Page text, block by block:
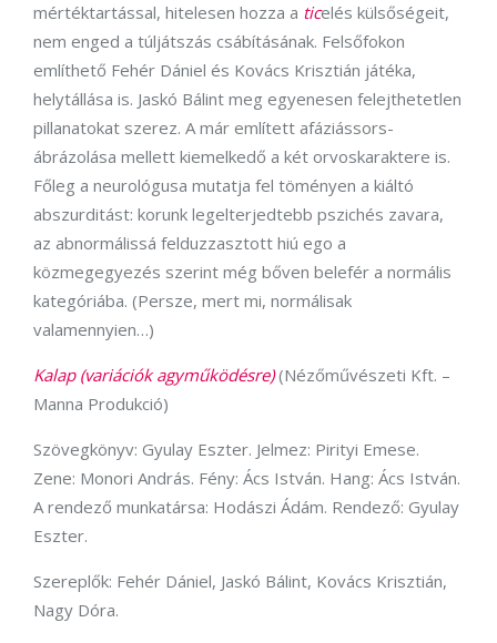
mértéktartással, hitelesen hozza a ticelés külsőségeit,
nem enged a túljátszás csábításának. Felsőfokon
említhető Fehér Dániel és Kovács Krisztián játéka,
helytállása is. Jaskó Bálint meg egyenesen felejthetetlen
pillanatokat szerez. A már említett afáziássors-
ábrázolása mellett kiemelkedő a két orvoskaraktere is.
Főleg a neurológusa mutatja fel töményen a kiáltó
abszurditást: korunk legelterjedtebb pszichés zavara,
az abnormálissá felduzzasztott hiú ego a
közmegegyezés szerint még bőven belefér a normális
kategóriába. (Persze, mert mi, normálisak
valamennyien…)
Kalap (variációk agyműködésre)(Nézőművészeti Kft. –
Manna Produkció)
Szövegkönyv: Gyulay Eszter. Jelmez: Pirityi Emese.
Zene: Monori András. Fény: Ács István. Hang: Ács István.
A rendező munkatársa: Hodászi Ádám. Rendező: Gyulay
Eszter.
Szereplők: Fehér Dániel, Jaskó Bálint, Kovács Krisztián,
Nagy Dóra.